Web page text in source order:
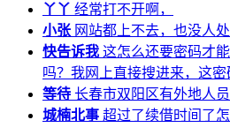
丫丫 经常打不开啊，
小张 网站都上不去，也没人
快告诉我 这怎么还要密码才
吗？我网上直接搜进来，这密
等待 长春市双阳区有外地人
城楠北事 超过了续借时间了怎